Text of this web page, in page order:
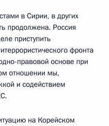
в Сирии, в других
продолжена. Россия
приступить
фронта
правовой основе при
отношении мы,
и содействием
на Корейском